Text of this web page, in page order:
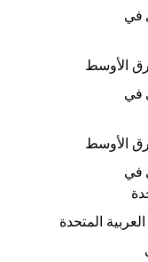
الأوسط
الأوسط
المتحدة